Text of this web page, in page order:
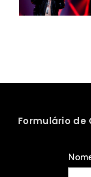
Formulário de